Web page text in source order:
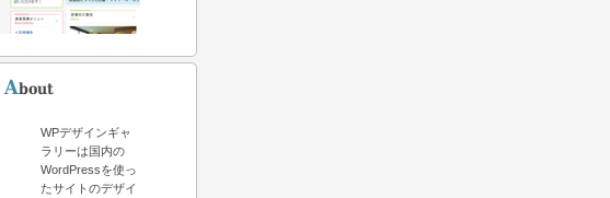
WPデザインギャ
ラリーは国内の
WordPressを使っ
たサイトのデザイ